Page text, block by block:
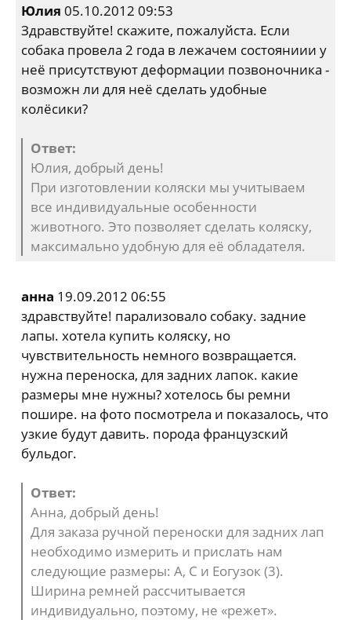
Юлия 05.10.2012 09:53
Здравствуйте! скажите, пожалуйста. Если
собака провела 2 года в лежачем состояниии у
неё присутствуют деформации позвоночника -
возможн ли для неё сделать удобные
колёсики?
Ответ:
Юлия, добрый день!
При изготовлении коляски мы учитываем
все индивидуальные особенности
животного. Это позволяет сделать коляску,
максимально удобную для её обладателя.
анна 19.09.2012 06:55
здравствуйте! парализовало собаку. задние
лапы. хотела купить коляску, но
чувствительность немного возвращается.
нужна переноска, для задних лапок. какие
размеры мне нужны? хотелось бы ремни
пошире. на фото посмотрела и показалось, что
узкие будут давить. порода французский
бульдог.
Ответ:
Анна, добрый день!
Для заказа ручной переноски для задних лап
необходимо измерить и прислать нам
следующие размеры: А, С и Еогузок (3).
Ширина ремней рассчитывается
индивидуально, поэтому, не «режет».